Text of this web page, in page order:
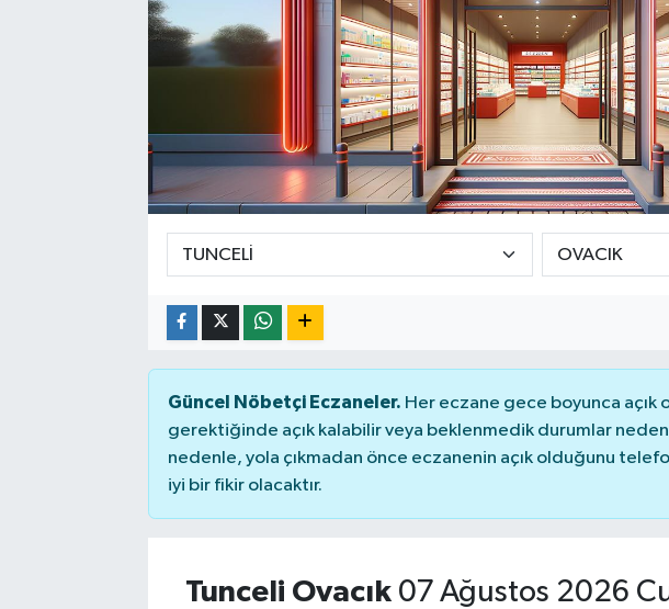
Güncel Nöbetçi Eczaneler. Her eczane gece boyunca açık
gerektiğinde açık kalabilir veya beklenmedik durumlar
nedenle, yola çıkmadan önce eczanenin açık olduğunu
iyi bir fikir olacaktır.
Tunceli Ovacık07 Ağustos 2026